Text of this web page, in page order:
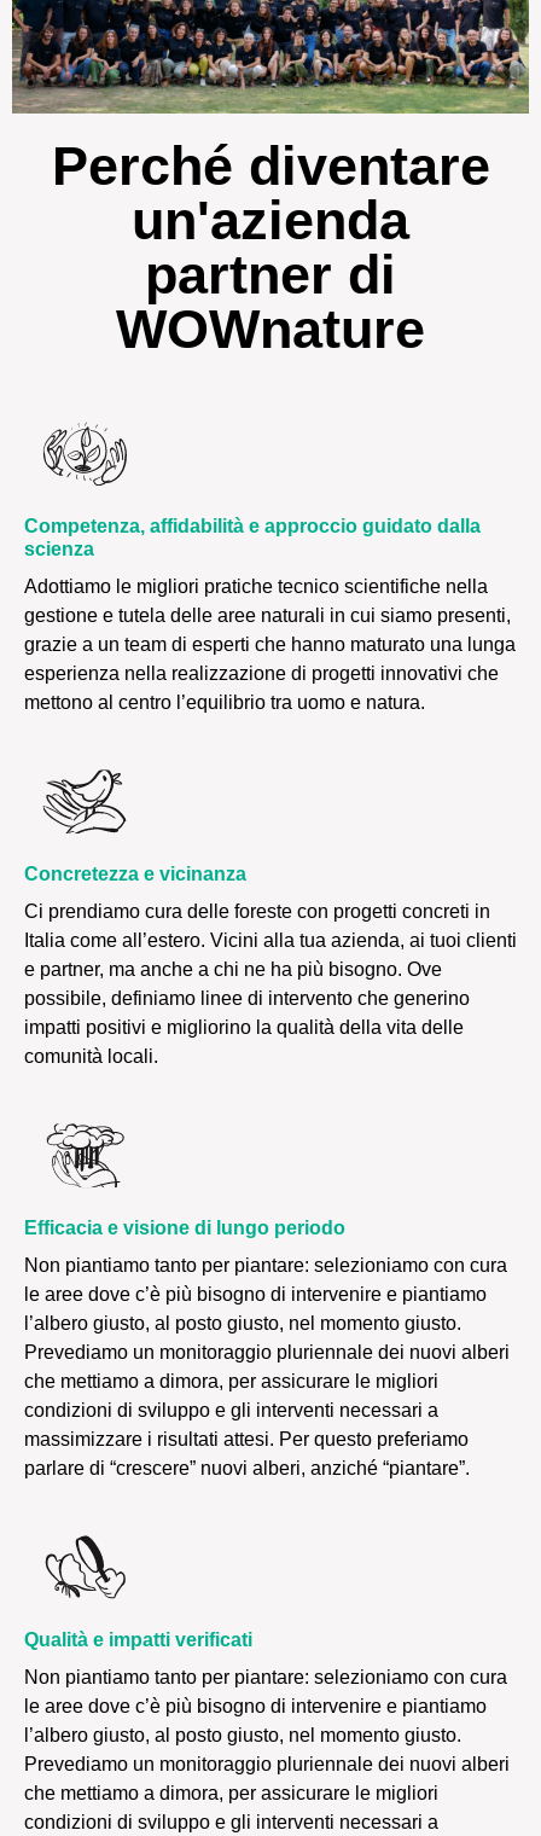
Perché diventare
un'azienda
partner di
WOWnature
Competenza, affidabilità e approccio guidato dalla
scienza
Adottiamo le migliori pratiche tecnico scientifiche nella
gestione e tutela delle aree naturali in cui siamo presenti,
grazie a un team di esperti che hanno maturato una lunga
esperienza nella realizzazione di progetti innovativi che
mettono al centro l’equilibrio tra uomo e natura.
Concretezza e vicinanza
Ci prendiamo cura delle foreste con progetti concreti in
Italia come all’estero. Vicini alla tua azienda, ai tuoi clienti
e partner, ma anche a chi ne ha più bisogno. Ove
possibile, definiamo linee di intervento che generino
impatti positivi e migliorino la qualità della vita delle
comunità locali.
Efficacia e visione di lungo periodo
Non piantiamo tanto per piantare: selezioniamo con cura
le aree dove c’è più bisogno di intervenire e piantiamo
l’albero giusto, al posto giusto, nel momento giusto.
Prevediamo un monitoraggio pluriennale dei nuovi alberi
che mettiamo a dimora, per assicurare le migliori
condizioni di sviluppo e gli interventi necessari a
massimizzare i risultati attesi. Per questo preferiamo
parlare di “crescere” nuovi alberi, anziché “piantare”.
Qualità e impatti verificati
Non piantiamo tanto per piantare: selezioniamo con cura
le aree dove c’è più bisogno di intervenire e piantiamo
l’albero giusto, al posto giusto, nel momento giusto.
Prevediamo un monitoraggio pluriennale dei nuovi alberi
che mettiamo a dimora, per assicurare le migliori
condizioni di sviluppo e gli interventi necessari a